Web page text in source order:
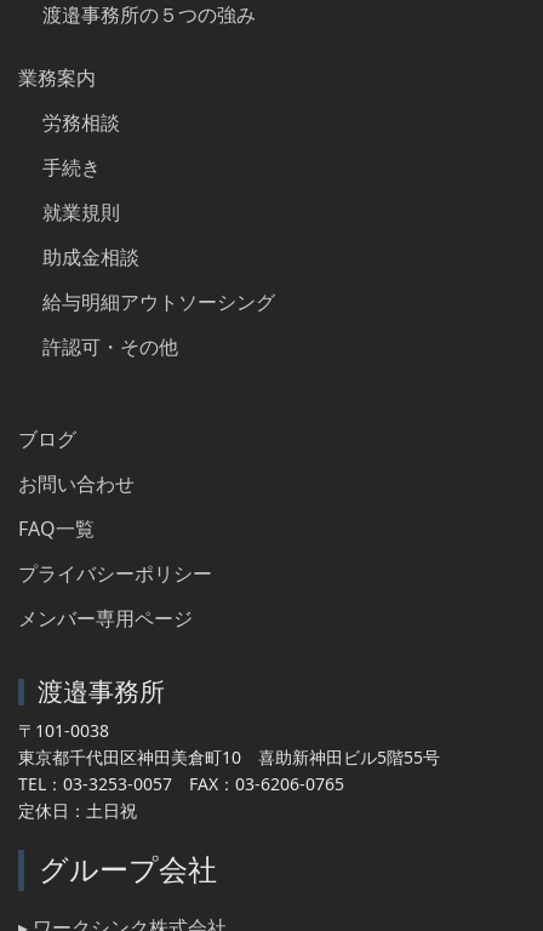
渡邉事務所の５つの強み
業務案内
労務相談
手続き
就業規則
助成金相談
給与明細アウトソーシング
許認可・その他
ブログ
お問い合わせ
FAQ一覧
プライバシーポリシー
メンバー専用ページ
渡邉事務所
〒101-0038
東京都千代田区神田美倉町10 喜助新神田ビル5階55号
TEL：03-3253-0057 FAX：03-6206-0765
定休日：土日祝
グループ会社